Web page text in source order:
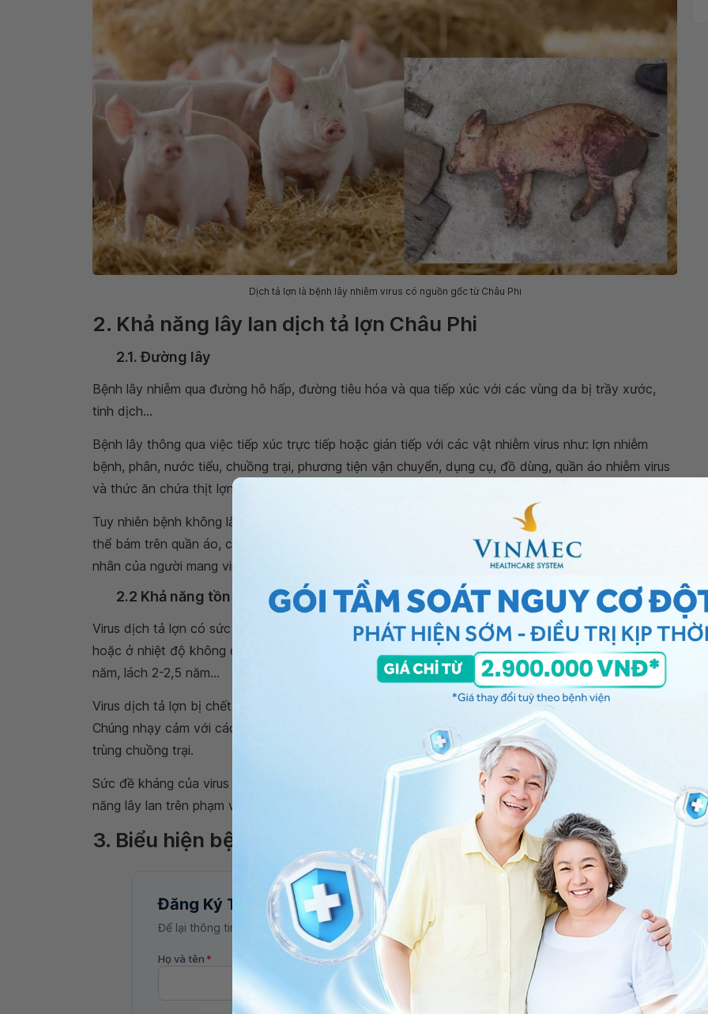
Dịch tả lợn là bệnh lây nhiễm virus có nguồn gốc từ Châu Phi
2. Khả năng lây lan dịch tả lợn Châu Phi
2.1. Đường lây
Bệnh lây nhiễm qua đường hô hấp, đường tiêu hóa và qua tiếp xúc với các vùng da bị trầy xước,
tinh dịch...
Bệnh lây thông qua việc tiếp xúc trực tiếp hoặc gián tiếp với các vật nhiễm virus như: lợn nhiễm
bệnh, phân, nước tiểu, chuồng trại, phương tiện vận chuyển, dụng cụ, đồ dùng, quần áo nhiễm virus
và thức ăn chứa thịt lợn nhiễm bệnh.
Tuy nhiên bệnh không lây sang người nhưng người là một tác nhân gây phát tán bệnh. Do virus có
thể bám trên quần áo, các vật dụng của người rồi lây sang lợn lành qua tiếp xúc với đồ dùng cá
nhân của người mang virus.
2.2 Khả năng tồn tại của virus dịch tả lợn
Virus dịch tả lợn có sức đề kháng cao, có khả năng chịu được nhiệt độ thấp, trong thịt lợn sống
hoặc ở nhiệt độ không cao virus có thể tồn tại được 3-6 tháng, trong máu bảo quản lạnh đến 6
năm, lách 2-2,5 năm...
Virus dịch tả lợn bị chết ở 56 độ trong vòng 70 phút, 60 độ trong vòng 20 phút và ở 70 độ C.
Chúng nhạy cảm với các loại thuốc sát trùng như formol 2%, NAOH 3-4% và các loại thuốc sát
trùng chuồng trại.
Sức đề kháng của virus dịch tả lợn cao và có khả năng sống sót nhiều năm nên bệnh dịch có khả
năng lây lan trên phạm vi rộng và kéo dài, khó kiểm soát hơn.
3. Biểu hiện bệnh theo các cấp độ
Đăng Ký Tư Vấn
Để lại thông tin, bác sĩ Vinmec sẽ liên hệ tư vấn trong 24 giờ.
Họ và tên * Số điện thoại